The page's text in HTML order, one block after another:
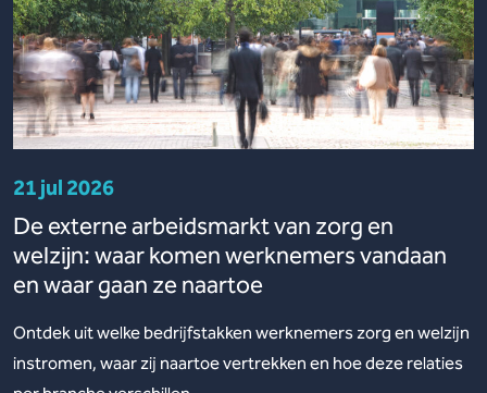
21 jul 2026
De externe arbeidsmarkt van zorg en
welzijn: waar komen werknemers vandaan
en waar gaan ze naartoe
Ontdek uit welke bedrijfstakken werknemers zorg en welzijn
instromen, waar zij naartoe vertrekken en hoe deze relaties